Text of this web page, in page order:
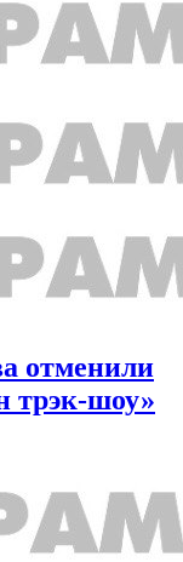
отменили
трэк-шоу»